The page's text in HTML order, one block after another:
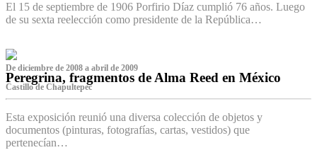
El 15 de septiembre de 1906 Porfirio Díaz cumplió 76 años. Luego
de su sexta reelección como presidente de la República…
De diciembre de 2008 a abril de 2009
Peregrina, fragmentos de Alma Reed en México
Castillo de Chapultepec
Esta exposición reunió una diversa colección de objetos y
documentos (pinturas, fotografías, cartas, vestidos) que
pertenecían…